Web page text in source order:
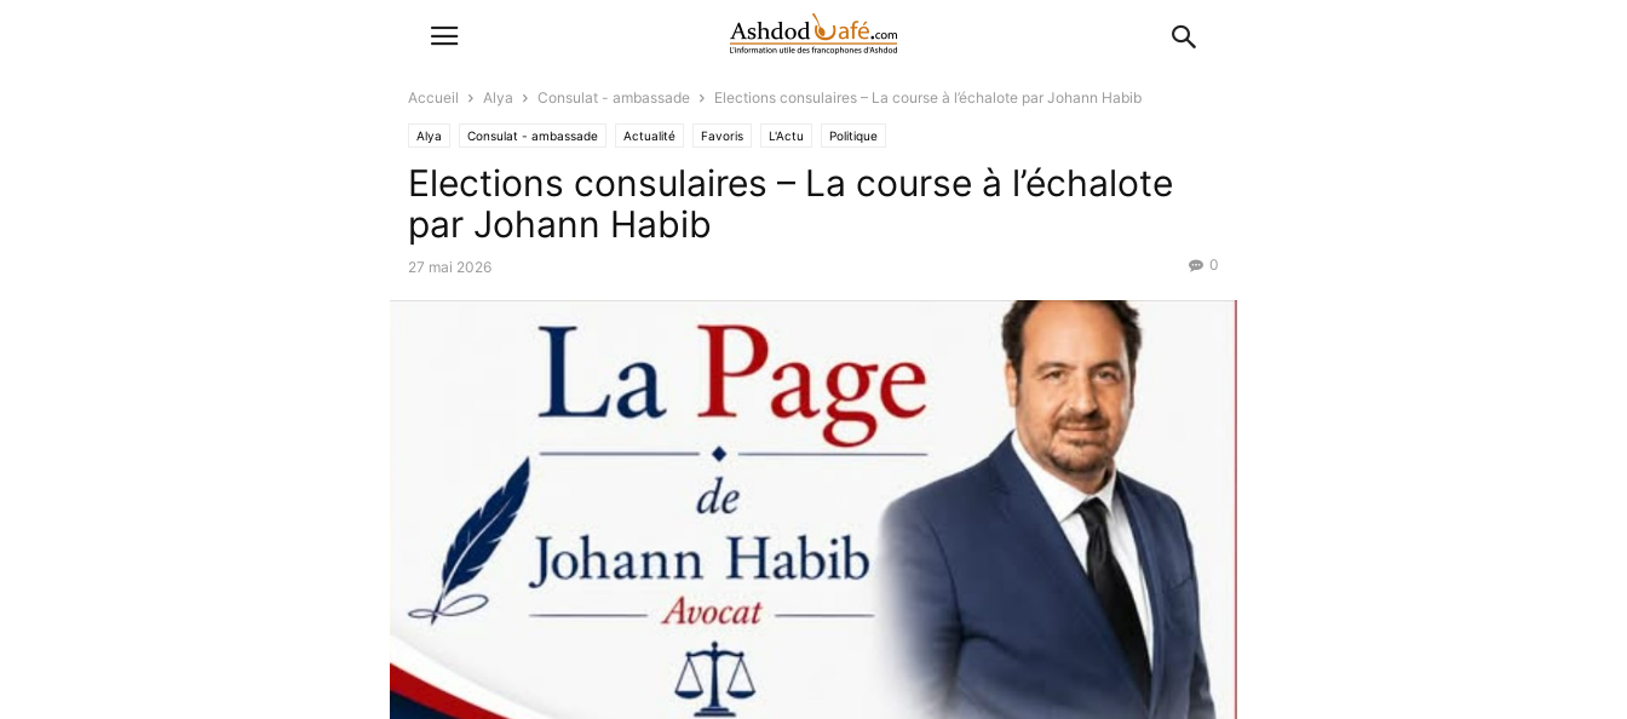
Accueil Alya Consulat - ambassade Elections consulaires – La course à l’échalote par Johann Habib
Alya Consulat - ambassade Actualité Favoris L'Actu Politique
Elections consulaires – La course à l’échalote
par Johann Habib
27 mai 2026 0